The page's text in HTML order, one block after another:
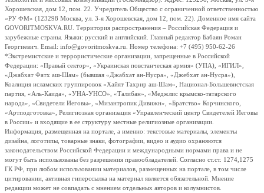
Хорошевская, дом 12, пом. 22. Учредитель Общество с ограниченной ответственностью
«РУ ФМ» (123298 Москва, ул. 3-я Хорошевская, дом 12, пом. 22). Доменное имя сайта
GOVORITMOSKVA.RU. Территория распространения – Российская Федерация и
зарубежные страны. Языки: русский и английский. Главный редактор Бабаян Роман
Георгиевич. Email: info@govoritmoskva.ru. Номер телефона: +7 (495) 950-62-26
*Экстремистские и террористические организации, запрещенные в Российской
Федерации: «Правый сектор», «Украинская повстанческая армия» (УПА), «ИГИЛ»,
«Джабхат Фатх аш-Шам» (бывшая «Джабхат ан-Нусра», «Джебхат ан-Нусра»),
Коалиция исламских группировок «Хайят Тахрир аш-Шам», Национал-Большевистская
партия, «Аль-Каида», «УНА-УНСО», «Талибан», «Меджлис крымско-татарского
народа», «Свидетели Иеговы», «Мизантропик Дивижн», «Братство» Корчинского,
«Артподготовка», Религиозная организация «Управленческий центр Свидетелей Иеговы
в России» и входящие в ее структуру местные религиозные организации.
Информация, размещенная на портале, а именно: текстовые материалы, элементы
дизайна, логотипы, товарные знаки, фотографии, видео и аудио охраняются
законодательством Российской Федерации и международными нормами права и не
могут быть использованы без разрешения правообладателей. Согласно ст.ст. 1274,1275
ГК РФ, при любом использовании материалов, размещенных на портале, в том числе
цитировании, активная гиперссылка на материал является обязательной. Мнение
редакции может не совпадать с мнением отдельных авторов и колумнистов.